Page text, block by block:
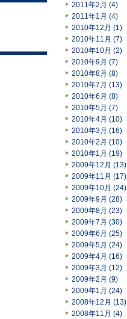
2011年2月 (4)
2011年1月 (4)
2010年12月 (1)
2010年11月 (7)
2010年10月 (2)
2010年9月 (7)
2010年8月 (8)
2010年7月 (13)
2010年6月 (8)
2010年5月 (7)
2010年4月 (10)
2010年3月 (16)
2010年2月 (10)
2010年1月 (19)
2009年12月 (13)
2009年11月 (17)
2009年10月 (24)
2009年9月 (28)
2009年8月 (23)
2009年7月 (30)
2009年6月 (25)
2009年5月 (24)
2009年4月 (16)
2009年3月 (12)
2009年2月 (9)
2009年1月 (24)
2008年12月 (13)
2008年11月 (4)